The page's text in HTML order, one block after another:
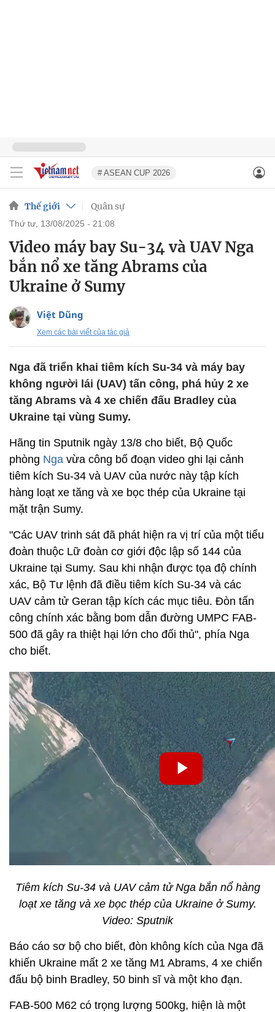
# ASEAN CUP 2026
Thế giới Quân sự
thứ tư, 13/08/2025 - 21:08
Video máy bay Su-34 và UAV Nga
bắn nổ xe tăng Abrams của
Ukraine ở Sumy
Việt Dũng
Xem các bài viết của tác giả
Nga đã triển khai tiêm kích Su-34 và máy bay
không người lái (UAV) tấn công, phá hủy 2 xe
tăng Abrams và 4 xe chiến đấu Bradley của
Ukraine tại vùng Sumy.
Hãng tin Sputnik ngày 13/8 cho biết, Bộ Quốc
phòng Nga vừa công bố đoạn video ghi lại cảnh
tiêm kích Su-34 và UAV của nước này tập kích
hàng loạt xe tăng và xe bọc thép của Ukraine tại
mặt trận Sumy.
"Các UAV trinh sát đã phát hiện ra vị trí của một tiểu
đoàn thuộc Lữ đoàn cơ giới độc lập số 144 của
Ukraine tại Sumy. Sau khi nhận được tọa độ chính
xác, Bộ Tư lệnh đã điều tiêm kích Su-34 và các
UAV cảm tử Geran tập kích các mục tiêu. Đòn tấn
công chính xác bằng bom dẫn đường UMPC FAB-
500 đã gây ra thiệt hại lớn cho đối thủ", phía Nga
cho biết.
Tiêm kích Su-34 và UAV cảm tử Nga bắn nổ hàng
loạt xe tăng và xe bọc thép của Ukraine ở Sumy.
Video: Sputnik
Báo cáo sơ bộ cho biết, đòn không kích của Nga đã
khiến Ukraine mất 2 xe tăng M1 Abrams, 4 xe chiến
đấu bộ binh Bradley, 50 binh sĩ và một kho đạn.
FAB-500 M62 có trọng lượng 500kg, hiện là một